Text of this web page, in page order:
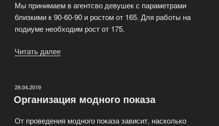
Мы принимаем в агентсво девушек с параметрами
близкими к 90-60-90 и ростом от 165. Для работы на
подиуме необходим рост от 175.
Читать далее
ОПУБЛИКОВАНО
29.04.2019
Организация модного показа
От проведения модного показа зависит, насколько